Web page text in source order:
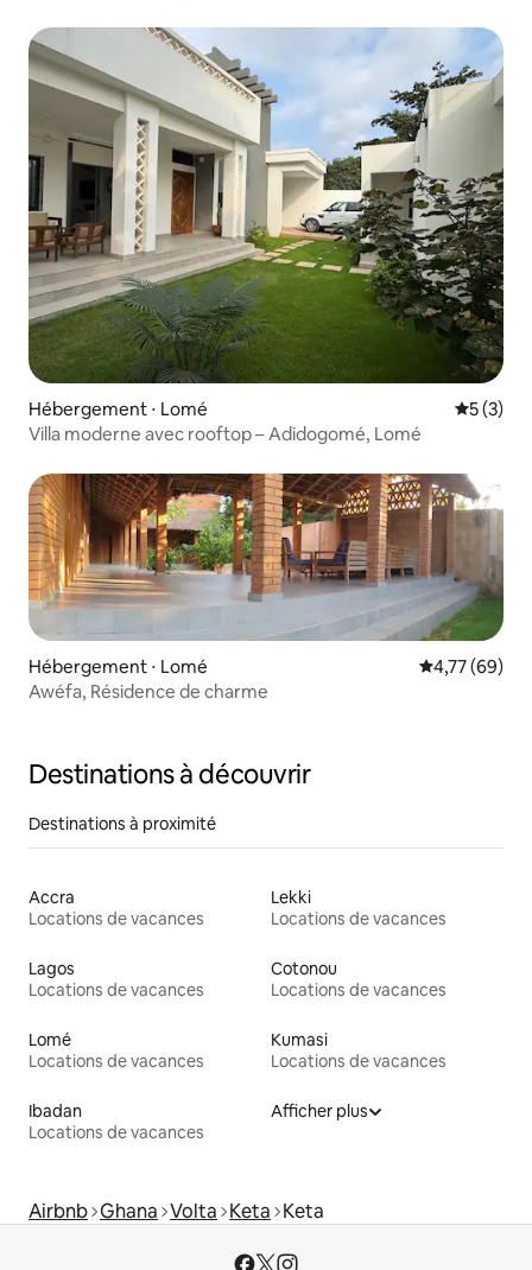
Hébergement ⋅ Lomé
5 (3)
Villa moderne avec rooftop – Adidogomé, Lomé
Hébergement ⋅ Lomé Évaluation
4,77 (69)
Awéfa, Résidence de charme
Destinations à découvrir
Destinations à proximité
Accra
Locations de vacances
Lekki
Locations de vacances
Lagos
Locations de vacances
Cotonou
Locations de vacances
Lomé
Locations de vacances
Kumasi
Locations de vacances
Ibadan
Locations de vacances
Afficher plus
Airbnb Ghana Volta Keta Keta